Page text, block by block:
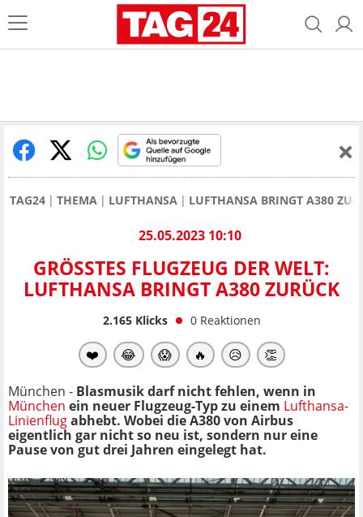
TAG24 THEMA LUFTHANSA LUFTHANSA BRINGT A380
25.05.2023 10:10
GRÖSSTES FLUGZEUG DER WELT: L
UFTHANSA BRINGT A380 ZURÜCK
2.165Klicks 0 Reaktionen
❤️ 😂 😱 🔥 😥 👏
München - Blasmusik darf nicht fehlen, wenn in
München ein neuer Flugzeug-Typ zu einem Lufthansa-
Linienflugabhebt. Wobei die A380 von Airbus
eigentlich gar nicht so neu ist, sondern nur eine
Pause von gut drei Jahren eingelegt hat.